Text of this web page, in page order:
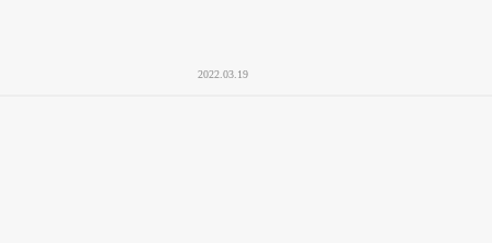
2022.03.19